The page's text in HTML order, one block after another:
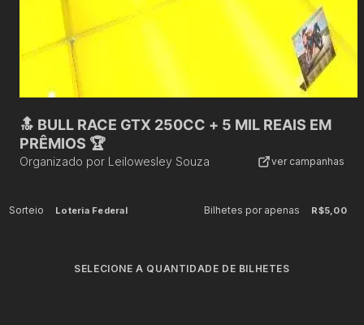
🔝 BULL RACE GTX 250CC + 5 MIL REAIS EM
PRÊMIOS 🏆
Organizado por Leilowesley Souza ver campanhas
Sorteio Loteria Federal Bilhetes por apenas R$5,00
SELECIONE A QUANTIDADE DE BILHETES